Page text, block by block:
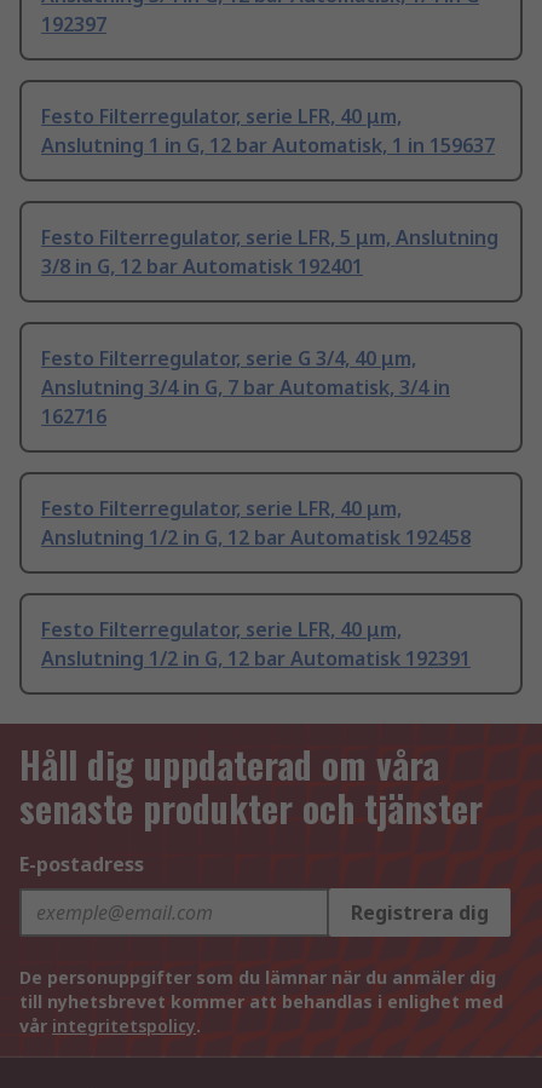
192397
Festo Filterregulator, serie LFR, 40 μm,
Anslutning 1 in G, 12 bar Automatisk, 1 in 159637
Festo Filterregulator, serie LFR, 5 μm, Anslutning
3/8 in G, 12 bar Automatisk 192401
Festo Filterregulator, serie G 3/4, 40 μm,
Anslutning 3/4 in G, 7 bar Automatisk, 3/4 in
162716
Festo Filterregulator, serie LFR, 40 μm,
Anslutning 1/2 in G, 12 bar Automatisk 192458
Festo Filterregulator, serie LFR, 40 μm,
Anslutning 1/2 in G, 12 bar Automatisk 192391
Håll dig uppdaterad om våra
senaste produkter och tjänster
E-postadress
Registrera dig
De personuppgifter som du lämnar när du anmäler dig
till nyhetsbrevet kommer att behandlas i enlighet med
vår integritetspolicy.